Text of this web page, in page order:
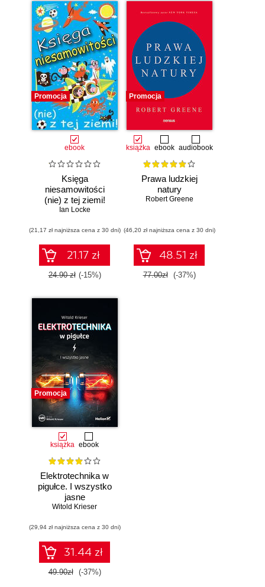
Promocja
ebook
Księga
niesamowitości
(nie) z tej ziemi!
Księga faktów
niezwykłych
Ian Locke
(21,17 zł najniższa cena z 30 dni)
21.17 zł
24.90 zł (-15%)
Promocja
książka ebook audiobook
Prawa ludzkiej
natury
Robert Greene
(46,20 zł najniższa cena z 30 dni)
48.51 zł
77.00zł (-37%)
Promocja
książka ebook
Elektrotechnika w
pigułce. I wszystko
jasne
Witold Krieser
(29,94 zł najniższa cena z 30 dni)
31.44 zł
49.90zł (-37%)